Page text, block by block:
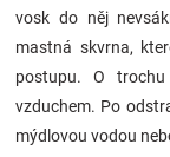
Přihlášení
vosk do něj
mastná skvrna,
postupu. O
vzduchem. Po
mýdlovou vodou